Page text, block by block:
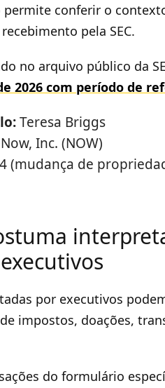
conferir o
pela SEC.
no arquivo público da
2026 com período de
Teresa Briggs
Inc. (NOW)
(mudança de
por executivos
impostos, doações,
do formulário